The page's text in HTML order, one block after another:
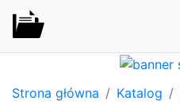
Strona główna Katalog